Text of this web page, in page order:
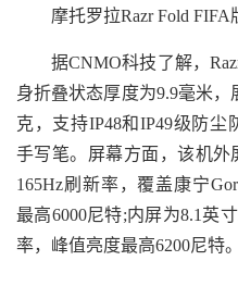
摩托罗拉Razr Fold FIFA
据CNMO科技了解，Razr
身折叠状态厚度为9.9毫米，
克，支持IP48和IP49级防尘
手写笔。屏幕方面，该机外
165Hz刷新率，覆盖康宁
最高6000尼特;内屏为8.1英
率，峰值亮度最高6200尼特。